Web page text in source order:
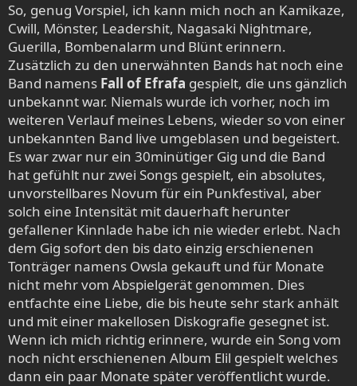
So, genug Vorspiel, ich kann mich noch an Kamikaze,
Cwill, Mönster, Leadershit, Nagasaki Nightmare,
Guerilla, Bombenalarm und Blünt erinnern.
Zusätzlich zu den unerwähnten Bands hat noch eine
Band namens Fall of Efrafa gespielt, die uns gänzlich
unbekannt war. Niemals wurde ich vorher, noch im
weiteren Verlauf meines Lebens, wieder so von einer
unbekannten Band live umgeblasen und begeistert.
Es war zwar nur ein 30minütiger Gig und die Band
hat gefühlt nur zwei Songs gespielt, ein absolutes,
unvorstellbares Novum für ein Punkfestival, aber
solch eine Intensität mit dauerhaft herunter
gefallener Kinnlade habe ich nie wieder erlebt. Nach
dem Gig sofort den bis dato einzig erschienenen
Tonträger namens Owsla gekauft und für Monate
nicht mehr vom Abspielgerät genommen. Dies
entfachte eine Liebe, die bis heute sehr stark anhält
und mit einer makellosen Diskografie gesegnet ist.
Wenn ich mich richtig erinnere, wurde ein Song vom
noch nicht erschienenen Album Elil gespielt welches
dann ein paar Monate später veröffentlicht wurde.